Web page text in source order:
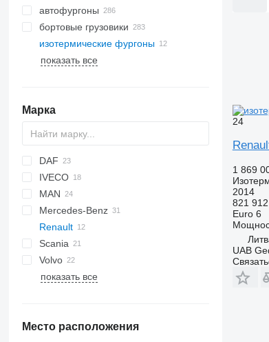
автофургоны
бортовые грузовики
изотермические фургоны
показать все
Марка
DAF
CF
LF
XF
BJ
IVECO
Daily
EuroCargo
Stralis
NPR
NQR
MAN
LE
TGL
TGM
TGS
TGX
Mercedes-Benz
Actros
Antos
Atego
Atleon
Renault
D-series
D 12
D 14
Master
Midlum
Premium 320
T380
Scania
G-series
P-series
Volvo
FE
FM
показать все
Место расположения
24
1 869
2014
821
Euro 6
UAB